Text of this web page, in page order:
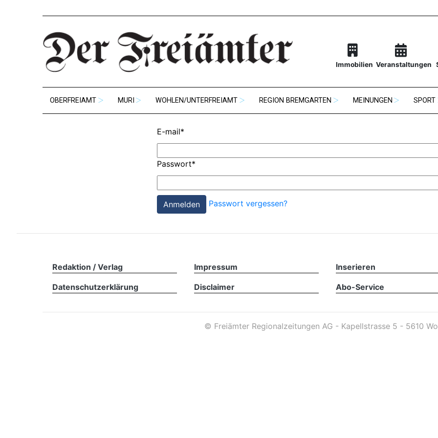
Immobilien Veranstaltungen
OBERFREIAMT MURI WOHLEN/UNTERFREIAMT REGION BREMGARTEN MEINUNGEN SPORT
E-mail*
Passwort*
Passwort vergessen?
Redaktion / Verlag Impressum Inserieren
Datenschutzerklärung Disclaimer Abo-Service
© Freiämter Regionalzeitungen AG - Kapellstrasse 5 - 5610